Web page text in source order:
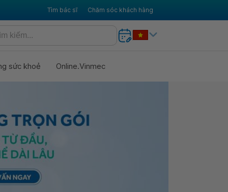
Tìm bác sĩ Chăm sóc khách hàng
sức khoẻ Online.Vinmec